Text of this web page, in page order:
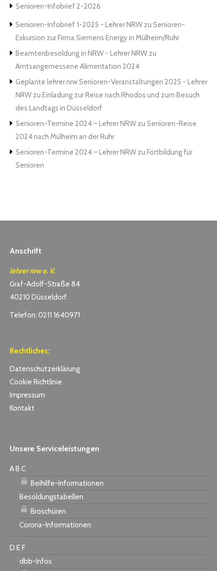
Senioren-Infobrief 2-2026
Senioren-Infobrief 1-2025 - Lehrer NRW zu Senioren-
Exkursion zur Firma Siemens Energy in Mülheim/Ruhr
Beamtenbesoldung in NRW - Lehrer NRW zu
Amtsangemessene Alimentation 2024
Geplante lehrer nrw Senioren-Veranstaltungen 2025 - Lehrer
NRW zu Einladung zur Reise nach Rhodos und zum Besuch
des Landtags in Düsseldorf
Senioren-Termine 2024 – Lehrer NRW zu Senioren-Reise
2024 nach Mülheim an der Ruhr
Senioren-Termine 2024 – Lehrer NRW zu Fortbildung für
Senioren
Anschrift
lehrer nrw e. V.
Graf-Adolf-Straße 84
40210 Düsseldorf
Telefon: 0211 1640971
Rechtliches:
Datenschutzerklärung
Cookie Richtlinie
Impressum
Kontakt
Unsere Serviceleistungen
A B C
Beihilfe-Informationen
Besoldungstabellen
Broschüren
Corona-Informationen
D E F
dbb-Infos